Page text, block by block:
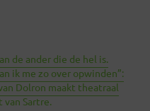
de ander die de hel is.
ik me zo over opwinden”:
Dolron maakt theatraal
van Sartre.